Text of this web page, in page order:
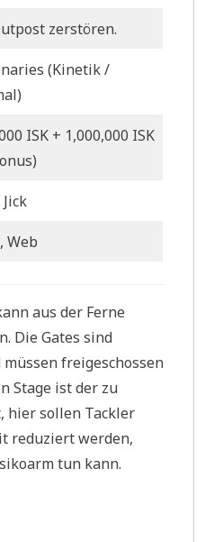
zerstören.
(Kinetik /
ISK + 1,000,000 ISK
Web
aus der Ferne
Die Gates sind
freigeschossen
Stage ist der zu
hier sollen Tackler
reduziert werden,
tun kann.